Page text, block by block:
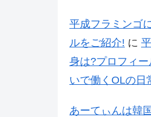
平成フラミンゴ
ルをご紹介! に
身は?プロフィ
いで働くOLの日
あーてぃんは韓